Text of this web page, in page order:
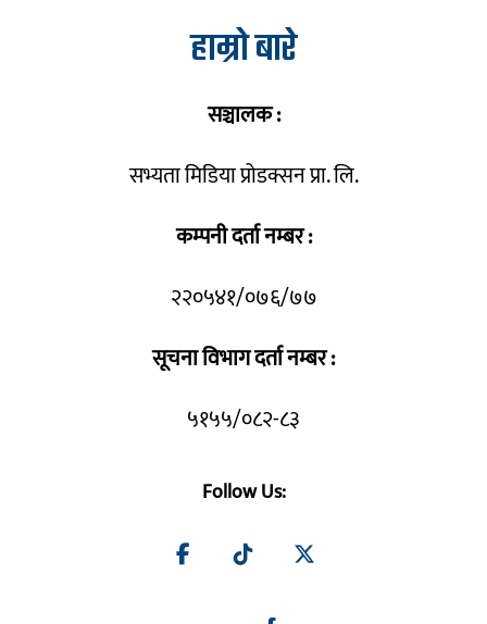
हाम्रो बारे
सञ्चालक :
सभ्यता मिडिया प्रोडक्सन प्रा. लि.
कम्पनी दर्ता नम्बर :
२२०५४१/०७६/७७
सूचना विभाग दर्ता नम्बर :
५१५५/०८२-८३
Follow Us: